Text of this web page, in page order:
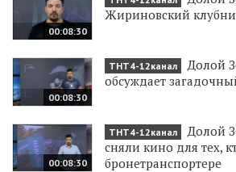
00:08:30
Жириновский
00:08:30
ТНТ4-12канал
Долой
обсуждает
00:08:30
ТНТ4-12канал
Долой
сняли кино для тех,
бронетранспортере